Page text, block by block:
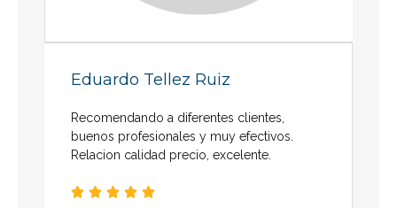
Eduardo Tellez Ruiz
Recomendando a diferentes clientes,
buenos profesionales y muy efectivos.
Relacion calidad precio, excelente.
    